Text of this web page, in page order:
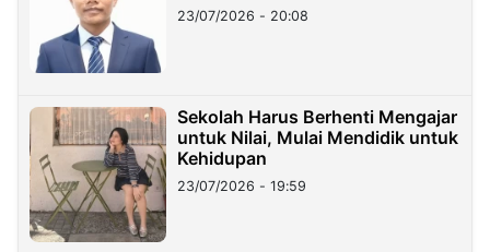
23/07/2026 - 20:08
Sekolah Harus Berhenti Mengajar
untuk Nilai, Mulai Mendidik untuk
Kehidupan
23/07/2026 - 19:59